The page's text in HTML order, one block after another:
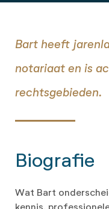
Bart heeft
notariaat en is
rechtsgebieden.
Biografie
Wat Bart